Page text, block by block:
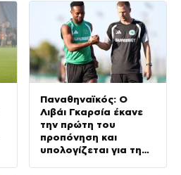
Παναθηναϊκός: Ο
Λιβάι Γκαρσία έκανε
την πρώτη του
προπόνηση και
υπολογίζεται για τη